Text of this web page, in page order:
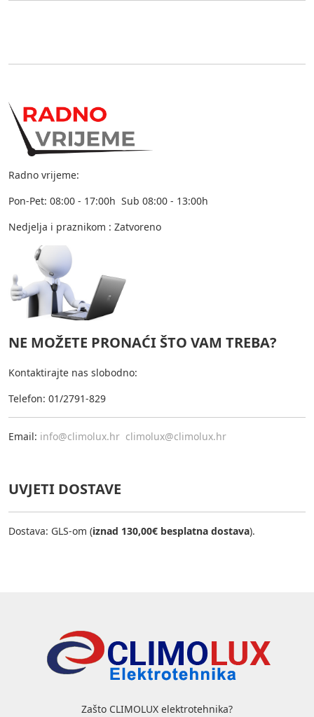
Radno vrijeme:
Pon-Pet: 08:00 - 17:00h Sub 08:00 - 13:00h
Nedjelja i praznikom : Zatvoreno
NE MOŽETE PRONAĆI ŠTO VAM TREBA?
Kontaktirajte nas slobodno:
Telefon: 01/2791-829
Email: info@climolux.hr climolux@climolux.hr
UVJETI DOSTAVE
Dostava: GLS-om (iznad 130,00€ besplatna dostava).
Zašto CLIMOLUX elektrotehnika?